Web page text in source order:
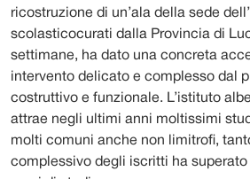
ricostruzione di un’ala della sede
scolasticocurati dalla Provincia di
settimane, ha dato una concreta
intervento delicato e complesso dal
costruttivo e funzionale. L’istituto
attrae negli ultimi anni moltissimi
molti comuni anche non limitrofi,
complessivo degli iscritti ha